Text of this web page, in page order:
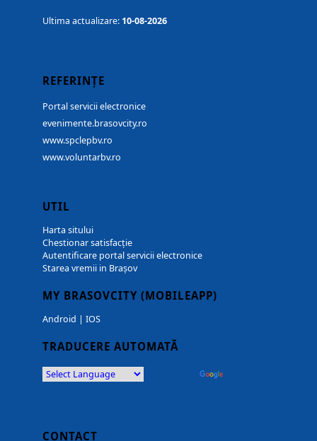
Ultima actualizare: 10-08-2026
REFERINȚE
Portal servicii electronice
evenimente.brasovcity.ro
www.spclepbv.ro
www.voluntarbv.ro
UTIL
Harta sitului
Chestionar satisfacție
Autentificare portal servicii electronice
Starea vremii in Brașov
MY BRASOVCITY (MOBILEAPP)
Android | IOS
TRADUCERE AUTOMATĂ
CONTACT